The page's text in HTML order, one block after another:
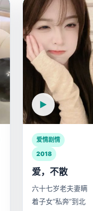
爱情剧情
2018
爱，不散
六十七岁老夫妻瞒
着子女“私奔”到北